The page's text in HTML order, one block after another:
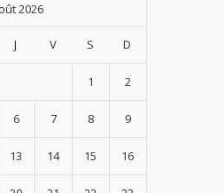
2026
J V S D
1 2
6 7 8 9
13 14 15 16